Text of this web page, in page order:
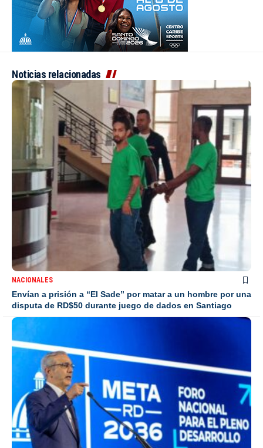
Noticias relacionadas
NACIONALES
Envían a prisión a “El Sade” por matar a un hombre por una
disputa de RD$50 durante juego de dados en Santiago